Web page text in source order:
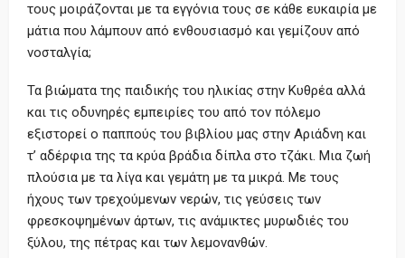
τους μοιράζονται με τα εγγόνια τους σε κάθε ευκαιρία με
μάτια που λάμπουν από ενθουσιασμό και γεμίζουν από
νοσταλγία;
Τα βιώματα της παιδικής του ηλικίας στην Κυθρέα αλλά
και τις οδυνηρές εμπειρίες του από τον πόλεμο
εξιστορεί ο παππούς του βιβλίου μας στην Αριάδνη και
τ’ αδέρφια της τα κρύα βράδια δίπλα στο τζάκι. Μια ζωή
πλούσια με τα λίγα και γεμάτη με τα μικρά. Με τους
ήχους των τρεχούμενων νερών, τις γεύσεις των
φρεσκοψημένων άρτων, τις ανάμικτες μυρωδιές του
ξύλου, της πέτρας και των λεμονανθών.